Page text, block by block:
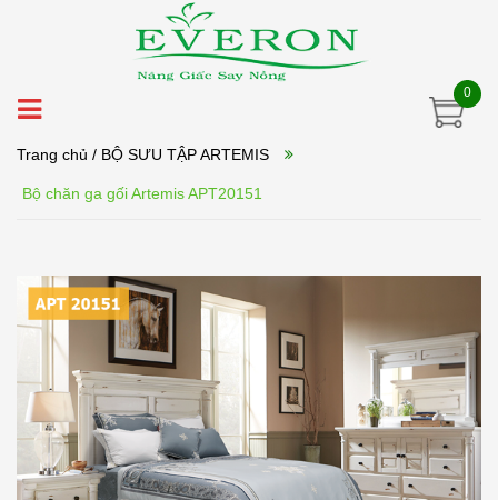
0
Trang chủ / BỘ SƯU TẬP ARTEMIS
Bộ chăn ga gối Artemis APT20151